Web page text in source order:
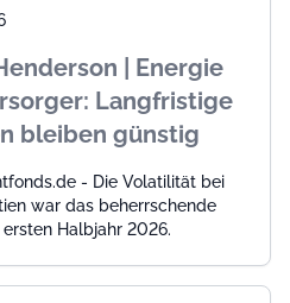
| Energie
Langfristige
bleiben günstig
- Die Volatilität bei
war das beherrschende
Halbjahr 2026.